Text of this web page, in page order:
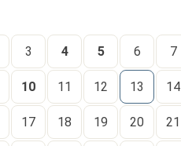
3 4 5 6 7
10 11 12 13 14
17 18 19 20 21